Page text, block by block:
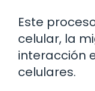
Este
celular, la
interacción
celulares.